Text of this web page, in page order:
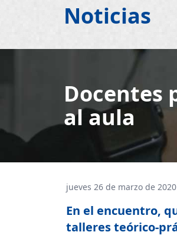
Noticias
Docentes
al aula
jueves 26 de marzo de 2020
En el encuentro,
talleres teórico-